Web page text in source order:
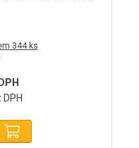
344 ks